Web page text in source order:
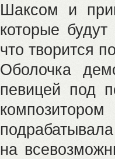
Шаксом и
которые
что творится
Оболочка
певицей под
на